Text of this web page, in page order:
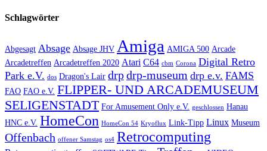
Schlagwörter
Abgesagt Absage Absage JHV Amiga AMIGA 500 Arcade
Arcadetreffen Arcadetreffen 2020 Atari C64 cbm Corona Digital Retro
Park e.V. dos Dragon's Lair drpdrp-museum drp e.v. FAMS
FAO FAO e.V. FLIPPER- UND ARCADEMUSEUM
SELIGENSTADT For Amusement Only e.V. geschlossen Hanau
HNC e.V. HomeCon HomeCon 54 Kryoflux Link-Tipp Linux Museum
Offenbach offener Samstag os4 Retrocomputing